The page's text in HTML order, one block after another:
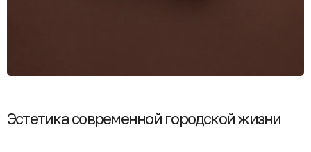
Эстетика современной городской жизни